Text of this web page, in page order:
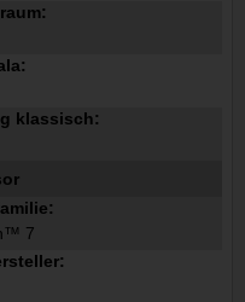
klassisch:
7